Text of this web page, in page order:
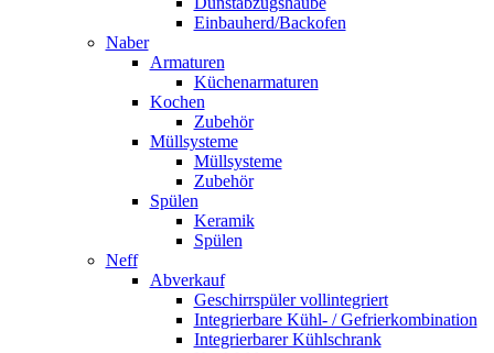
Einbauherd/Backofen
Naber
Armaturen
Küchenarmaturen
Kochen
Zubehör
Müllsysteme
Müllsysteme
Zubehör
Spülen
Keramik
Spülen
Neff
Abverkauf
Geschirrspüler vollintegriert
Integrierbare Kühl- / Gefrierkombination
Integrierbarer Kühlschrank